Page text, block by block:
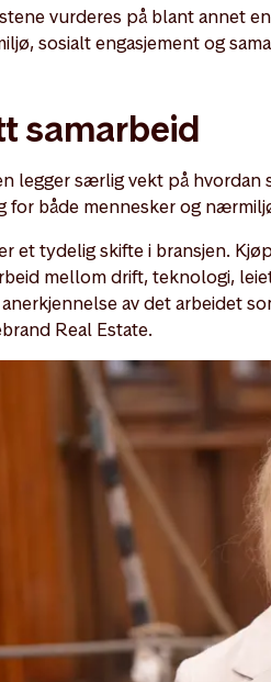
vurderes på blant annet
sosialt engasjement og
samarbeid
legger særlig vekt på hvordan
for både mennesker og
et tydelig skifte i bransjen.
mellom drift, teknologi,
av det arbeidet
Real Estate.